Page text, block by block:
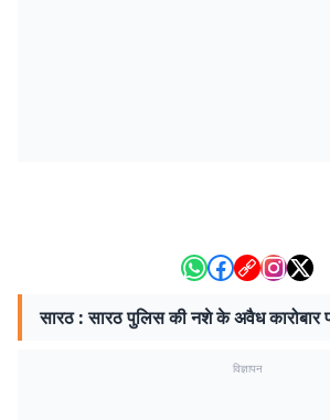
सारठ : सारठ पुलिस की नशे के अवैध कारोबार
विज्ञापन